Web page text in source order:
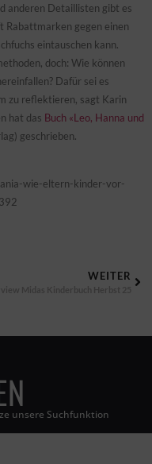
anderen Detaillisten gibt es
Rabattmarken gegen einen
eintauschen kann.
doch: Wie können
Dafür sei es
zu reflektieren, sagt Karin
hat das Buch «Leo, Hanna und
geschrieben.
wie-eltern-kinder-vor-
WEITER
unsere Suchfunktion